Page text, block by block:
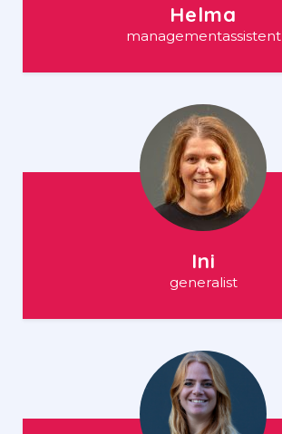
Helma
managementassistent
Ini
generalist